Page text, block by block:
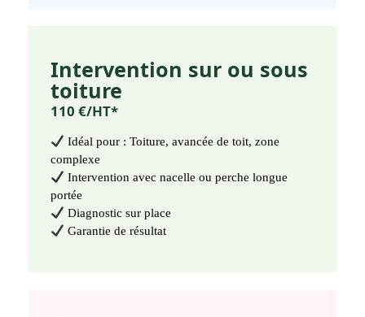
Intervention sur ou sous
toiture
110 €/HT*
Idéal pour : Toiture, avancée de toit, zone
complexe
Intervention avec nacelle ou perche longue
portée
Diagnostic sur place
Garantie de résultat